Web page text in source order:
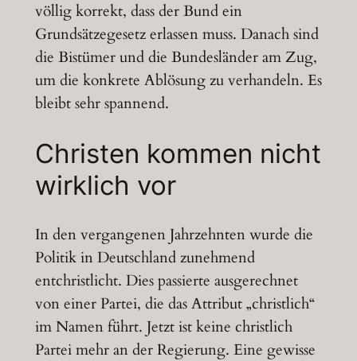
völlig korrekt, dass der Bund ein
Grundsätzegesetz erlassen muss. Danach sind
die Bistümer und die Bundesländer am Zug,
um die konkrete Ablösung zu verhandeln. Es
bleibt sehr spannend.
Christen kommen nicht
wirklich vor
In den vergangenen Jahrzehnten wurde die
Politik in Deutschland zunehmend
entchristlicht. Dies passierte ausgerechnet
von einer Partei, die das Attribut „christlich“
im Namen führt. Jetzt ist keine christlich
Partei mehr an der Regierung. Eine gewisse